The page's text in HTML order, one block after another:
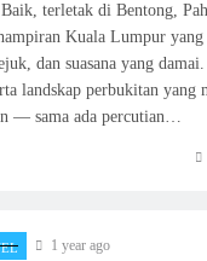
terletak di Bentong,
Kuala Lumpur yang
dan suasana yang
landskap perbukitan yang
— sama ada percutian…
1 year ago